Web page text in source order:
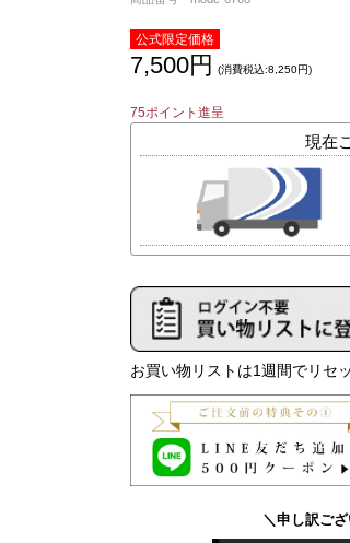
公式限定価格
7,500円 (消費税込:8,250円)
75ポイント進呈
お買い物リストは1週間でリセ
＼申し訳ご